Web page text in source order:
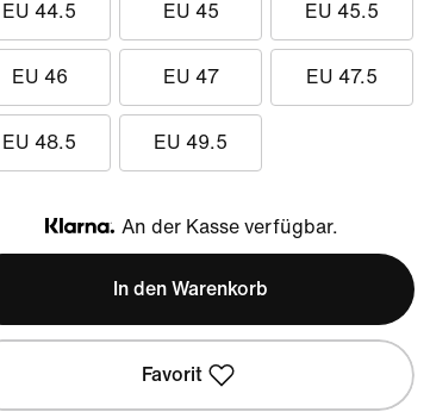
EU 44.5 EU 45 EU 45.5
EU 46 EU 47 EU 47.5
EU 48.5 EU 49.5
Klarna
An der Kasse verfügbar.
In den Warenkorb
Favorit